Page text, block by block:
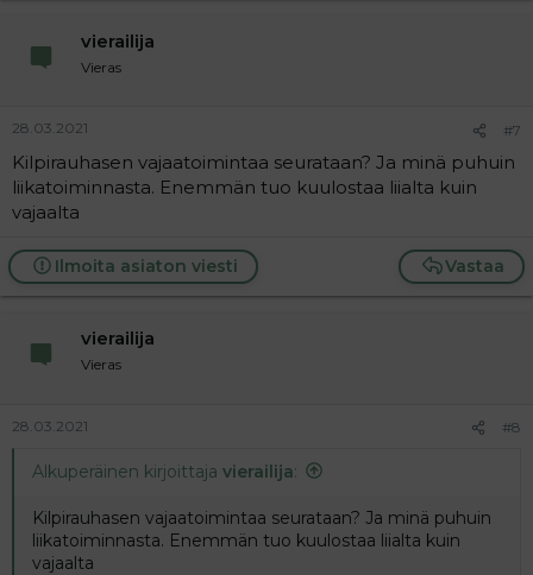
vierailija
Vieras
28.03.2021 #7
Kilpirauhasen vajaatoimintaa seurataan? Ja minä puhuin
liikatoiminnasta. Enemmän tuo kuulostaa liialta kuin
vajaalta
Vastaa
Ilmoita asiaton viesti
vierailija
Vieras
28.03.2021 #8
Alkuperäinen kirjoittaja vierailija:
Kilpirauhasen vajaatoimintaa seurataan? Ja minä puhuin
liikatoiminnasta. Enemmän tuo kuulostaa liialta kuin
vajaalta